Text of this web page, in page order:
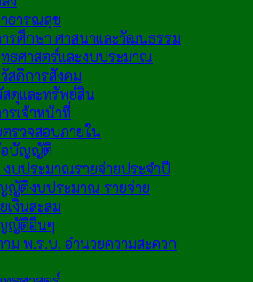
ธารณสุข
รศึกษา ศาสนาและวัฒนธรรม
ธศาสตร์และงบประมาณ
สดิการสังคม
ดุและทรัพย์สิน
รเจ้าหน้าที่
รวจสอบภายใน
อบัญญัติ
บประมาณรายจ่ายประจำปี
ญัติงบประมาณ รายจ่าย
เงินสะสม
ญัติอื่นๆ
ม พ.ร.บ. อำนวยความสะดวก